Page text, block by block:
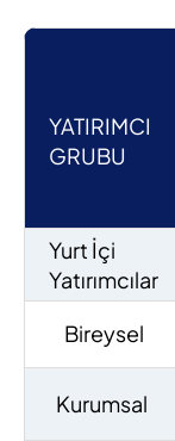
YATIRIMCI
GRUBU
Yurt İçi
Yatırımcılar
Bireysel
Kurumsal